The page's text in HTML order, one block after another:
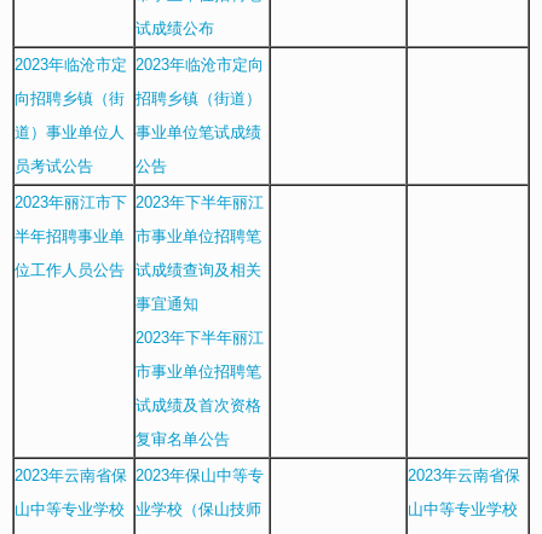
试成绩公布
2023年临沧市定
向招聘乡镇（街
道）事业单位人
员考试公告
2023年临沧市定向
招聘乡镇（街道）
事业单位笔试成绩
公告
2023年丽江市下
半年招聘事业单
位工作人员公告
2023年下半年丽江
市事业单位招聘笔
试成绩查询及相关
事宜通知
2023年下半年丽江
市事业单位招聘笔
试成绩及首次资格
复审名单公告
2023年云南省保
山中等专业学校
2023年保山中等专
业学校（保山技师
2023年云南省保
山中等专业学校